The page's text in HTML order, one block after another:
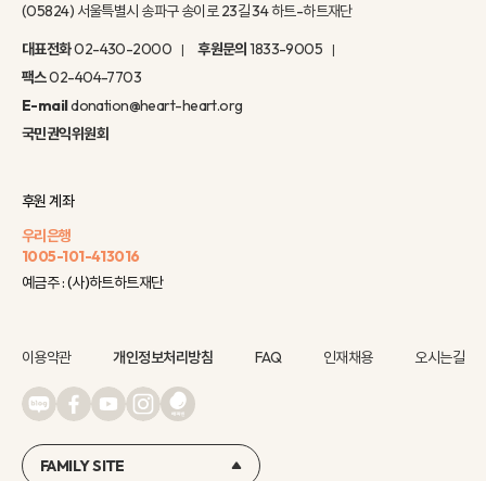
(05824) 서울특별시 송파구 송이로 23길 34 하트-하트재단
대표전화02-430-2000 후원문의1833-9005
팩스02-404-7703
E-maildonation@heart-heart.org
국민권익위원회
후원 계좌
우리은행
1005-101-413016
예금주 : (사)하트하트재단
이용약관 개인정보처리방침 FAQ 인재채용 오시는길
FAMILY SITE